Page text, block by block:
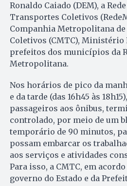
Ronaldo Caiado (DEM), a
Transportes Coletivos
Companhia Metropolitana
Coletivos (CMTC), Ministério
prefeitos dos municípios da
Metropolitana.
Nos horários de pico da
e da tarde (das 16h45 às
passageiros aos ônibus,
controlado, por meio de um
temporário de 90 minutos,
possam embarcar os
aos serviços e atividades
Para isso, a CMTC, em
governo do Estado e da